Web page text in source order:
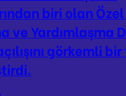
biri olan
ve Yardımlaşma
görkemli